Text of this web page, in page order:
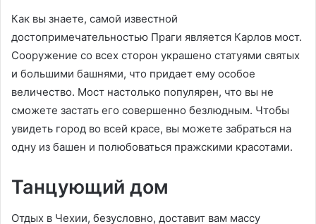
Как вы знаете, самой известной
достопримечательностью Праги является Карлов мост.
Сооружение со всех сторон украшено статуями святых
и большими башнями, что придает ему особое
величество. Мост настолько популярен, что вы не
сможете застать его совершенно безлюдным. Чтобы
увидеть город во всей красе, вы можете забраться на
одну из башен и полюбоваться пражскими красотами.
Танцующий дом
Отдых в Чехии, безусловно, доставит вам массу